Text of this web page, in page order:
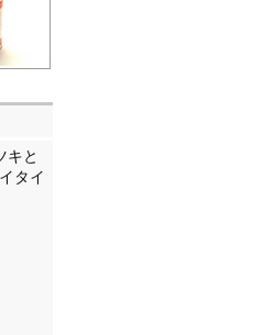
キと
タイ